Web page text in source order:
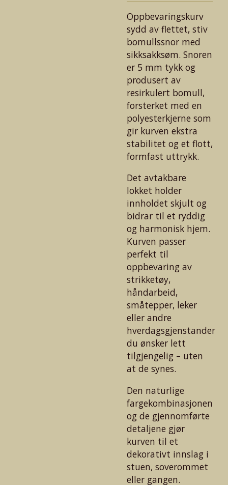
Oppbevaringskurv
sydd av flettet, stiv
bomullssnor med
sikksakksøm. Snoren
er 5 mm tykk og
produsert av
resirkulert bomull,
forsterket med en
polyesterkjerne som
gir kurven ekstra
stabilitet og et flott,
formfast uttrykk.
Det avtakbare
lokket holder
innholdet skjult og
bidrar til et ryddig
og harmonisk hjem.
Kurven passer
perfekt til
oppbevaring av
strikketøy,
håndarbeid,
småtepper, leker
eller andre
hverdagsgjenstander
du ønsker lett
tilgjengelig – uten
at de synes.
Den naturlige
fargekombinasjonen
og de gjennomførte
detaljene gjør
kurven til et
dekorativt innslag i
stuen, soverommet
eller gangen.